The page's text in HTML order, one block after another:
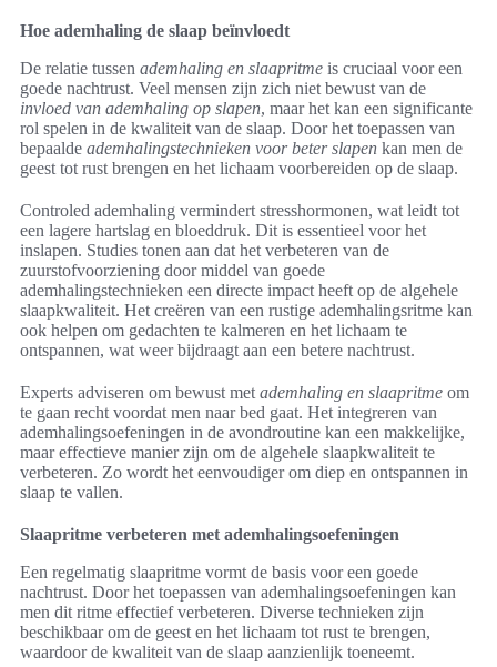
Hoe ademhaling de slaap beïnvloedt
De relatie tussen ademhaling en slaapritme is cruciaal voor een
goede nachtrust. Veel mensen zijn zich niet bewust van de
invloed van ademhaling op slapen, maar het kan een significante
rol spelen in de kwaliteit van de slaap. Door het toepassen van
bepaalde ademhalingstechnieken voor beter slapen kan men de
geest tot rust brengen en het lichaam voorbereiden op de slaap.
Controled ademhaling vermindert stresshormonen, wat leidt tot
een lagere hartslag en bloeddruk. Dit is essentieel voor het
inslapen. Studies tonen aan dat het verbeteren van de
zuurstofvoorziening door middel van goede
ademhalingstechnieken een directe impact heeft op de algehele
slaapkwaliteit. Het creëren van een rustige ademhalingsritme kan
ook helpen om gedachten te kalmeren en het lichaam te
ontspannen, wat weer bijdraagt aan een betere nachtrust.
Experts adviseren om bewust met ademhaling en slaapritme om
te gaan recht voordat men naar bed gaat. Het integreren van
ademhalingsoefeningen in de avondroutine kan een makkelijke,
maar effectieve manier zijn om de algehele slaapkwaliteit te
verbeteren. Zo wordt het eenvoudiger om diep en ontspannen in
slaap te vallen.
Slaapritme verbeteren met ademhalingsoefeningen
Een regelmatig slaapritme vormt de basis voor een goede
nachtrust. Door het toepassen van ademhalingsoefeningen kan
men dit ritme effectief verbeteren. Diverse technieken zijn
beschikbaar om de geest en het lichaam tot rust te brengen,
waardoor de kwaliteit van de slaap aanzienlijk toeneemt.